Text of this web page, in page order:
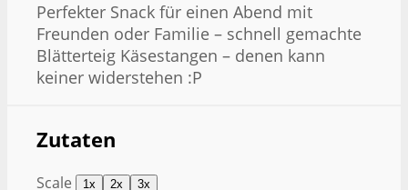
Perfekter Snack für einen Abend mit
Freunden oder Familie – schnell gemachte
Blätterteig Käsestangen – denen kann
keiner widerstehen :P
Zutaten
Scale 1x 2x 3x